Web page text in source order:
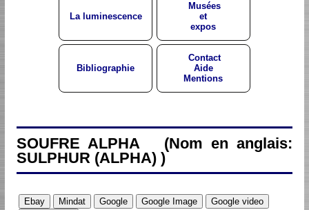
La luminescence
Musées
et
expos
Bibliographie
Contact
Aide
Mentions
SOUFRE ALPHA (Nom en anglais:
SULPHUR (ALPHA) )